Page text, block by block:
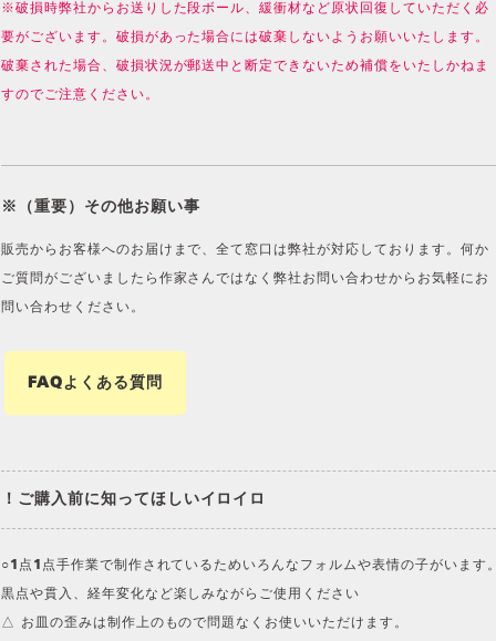
※破損時弊社からお送りした段ボール、緩衝材など原状回復していただく必
要がございます。破損があった場合には破棄しないようお願いいたします。
破棄された場合、破損状況が郵送中と断定できないため補償をいたしかねま
すのでご注意ください。
※（重要）その他お願い事
販売からお客様へのお届けまで、全て窓口は弊社が対応しております。何か
ご質問がございましたら作家さんではなく弊社お問い合わせからお気軽にお
問い合わせください。
FAQよくある質問
！ご購入前に知ってほしいイロイロ
○1点1点手作業で制作されているためいろんなフォルムや表情の子がいます。
黒点や貫入、経年変化など楽しみながらご使用ください
△ お皿の歪みは制作上のもので問題なくお使いいただけます。